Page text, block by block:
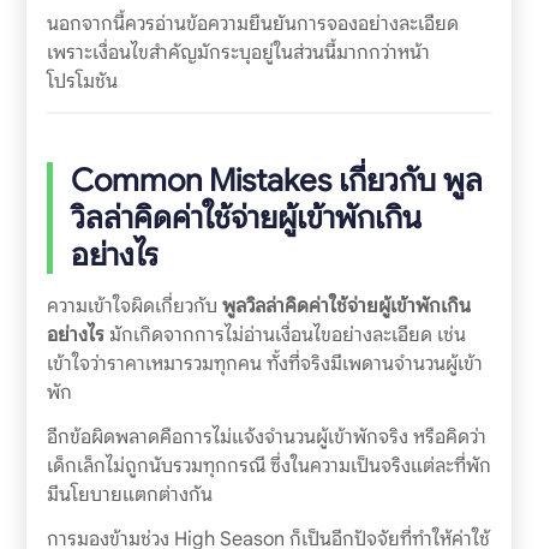
นอกจากนี้ควรอ่านข้อความยืนยันการจองอย่างละเอียด
เพราะเงื่อนไขสำคัญมักระบุอยู่ในส่วนนี้มากกว่าหน้า
โปรโมชัน
Common Mistakes เกี่ยวกับพูล
วิลล่าคิดค่าใช้จ่ายผู้เข้าพักเกิน
อย่างไร
ความเข้าใจผิดเกี่ยวกับ พูลวิลล่าคิดค่าใช้จ่ายผู้เข้าพักเกิน
อย่างไรมักเกิดจากการไม่อ่านเงื่อนไขอย่างละเอียด เช่น
เข้าใจว่าราคาเหมารวมทุกคน ทั้งที่จริงมีเพดานจำนวนผู้เข้า
พัก
อีกข้อผิดพลาดคือการไม่แจ้งจำนวนผู้เข้าพักจริง หรือคิดว่า
เด็กเล็กไม่ถูกนับรวมทุกกรณี ซึ่งในความเป็นจริงแต่ละที่พัก
มีนโยบายแตกต่างกัน
การมองข้ามช่วง High Season ก็เป็นอีกปัจจัยที่ทำให้ค่าใช้